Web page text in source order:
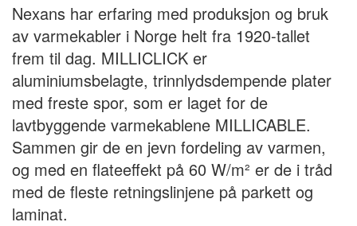
Nexans har erfaring med produksjon og bruk
av varmekabler i Norge helt fra 1920-tallet
frem til dag. MILLICLICK er
aluminiumsbelagte, trinnlydsdempende plater
med freste spor, som er laget for de
lavtbyggende varmekablene MILLICABLE.
Sammen gir de en jevn fordeling av varmen,
og med en flateeffekt på 60 W/m² er de i tråd
med de fleste retningslinjene på parkett og
laminat.